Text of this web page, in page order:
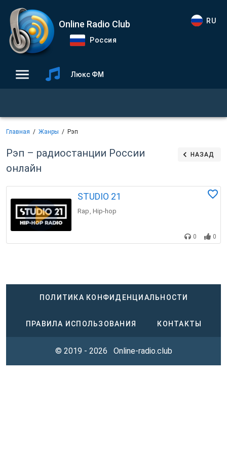
Online Radio Club
Россия
RU
Люкс ФМ
Главная Жанры Рэп
Рэп – радиостанции России
онлайн
НАЗАД
STUDIO 21
Rap , Hip-hop
0 0
ПОЛИТИКА КОНФИДЕНЦИАЛЬНОСТИ
ПРАВИЛА ИСПОЛЬЗОВАНИЯ КОНТАКТЫ
© 2019 - 2026 Online-radio.club